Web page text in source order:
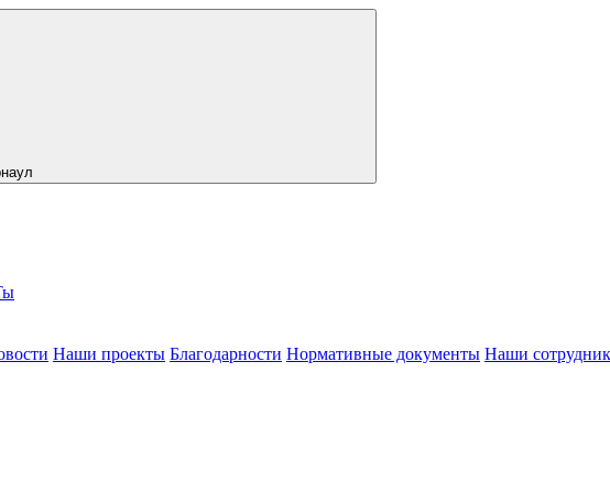
Наши проекты Благодарности Нормативные документы Наши